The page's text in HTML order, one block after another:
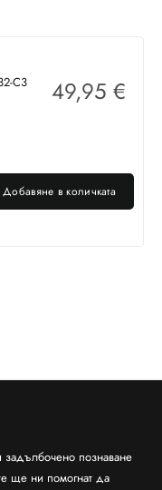
C3
49,95 €
Добавяне в количката
познаване
ще ни помогнат да